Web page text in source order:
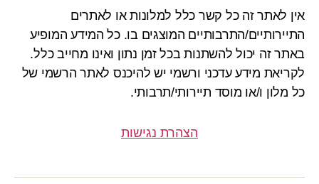
אין לאתר זה כל קשר כלל למלונות או לאתרים
התיירותיים/התרבותיים המוצגים בו. כל המידע המופיע
באתר זה יכול להשתנות בכל זמן נתון ואינו מחייב כלל.
לקריאת מידע עדכני ורשמי יש להיכנס לאתר הרשמי של
כל מלון ו/או מוסד תיירותי/תרבותי.
הצהרת נגישות